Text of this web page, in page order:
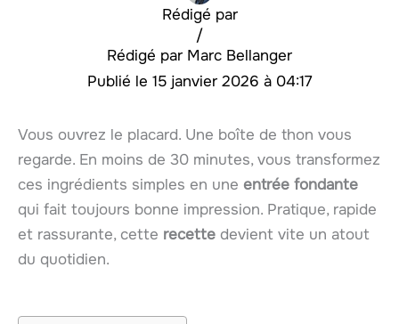
Rédigé par
Marc Bellanger
/
15 janvier 2026 à 04:17
Vous ouvrez le placard. Une boîte de thon vous
regarde. En moins de 30 minutes, vous transformez
ces ingrédients simples en une entrée fondante
qui fait toujours bonne impression. Pratique, rapide
et rassurante, cette recette devient vite un atout
du quotidien.